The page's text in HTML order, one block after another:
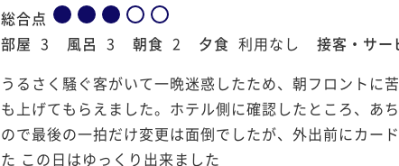
総合点
部屋 3 風呂 3 朝食 2 夕食 利用なし 接客・サー
うるさく騒ぐ客がいて一晩迷惑したため、朝フロントに
も上げてもらえました。ホテル側に確認したところ、あ
ので最後の一拍だけ変更は面倒でしたが、外出前にカー
た この日はゆっくり出来ました